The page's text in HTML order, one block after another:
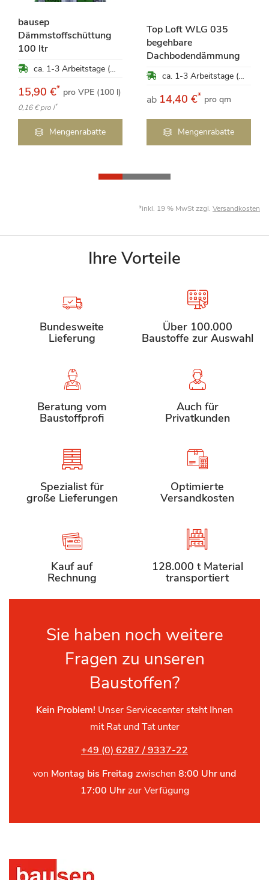
bausep
Dämmstoffschüttung
100 ltr
ca. 1-3 Arbeitstage (Mo-Fr)
15,90 €* pro VPE (100 l)
0,16 €pro l*
Mengenrabatte
Top Loft WLG 035
begehbare
Dachbodendämmung
ca. 1-3 Arbeitstage (Mo-Fr)
ab 14,40 €* pro qm
Mengenrabatte
*inkl. 19 % MwSt zzgl. Versandkosten
Ihre Vorteile
Bundesweite
Lieferung
Über 100.000
Baustoffe zur Auswahl
Beratung vom
Baustoffprofi
Auch für
Privatkunden
Spezialist für
große Lieferungen
Optimierte
Versandkosten
Kauf auf
Rechnung
128.000 t Material
transportiert
Sie haben noch weitere
Fragen zu unseren
Baustoffen?
Kein Problem! Unser Servicecenter steht Ihnen
mit Rat und Tat unter
+49 (0) 6287 / 9337-22
von Montag bis Freitag zwischen 8:00 Uhr und
17:00 Uhrzur Verfügung